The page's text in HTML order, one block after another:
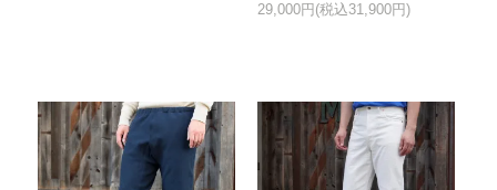
29,000円(税込31,900円)